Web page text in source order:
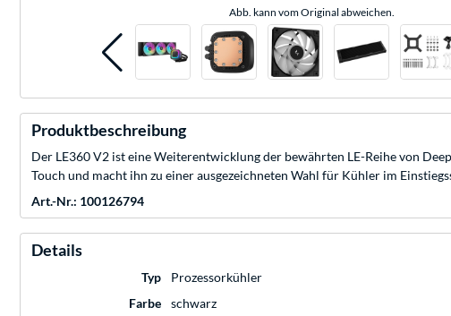
Abb. kann vom Original abweichen.
Produktbeschreibung
Der LE360 V2 ist eine Weiterentwicklung der bewährten LE-Reihe von
Touch und macht ihn zu einer ausgezeichneten Wahl für Kühler im
Art.-Nr.: 100126794
Details
Typ
Prozessorkühler
Farbe
schwarz